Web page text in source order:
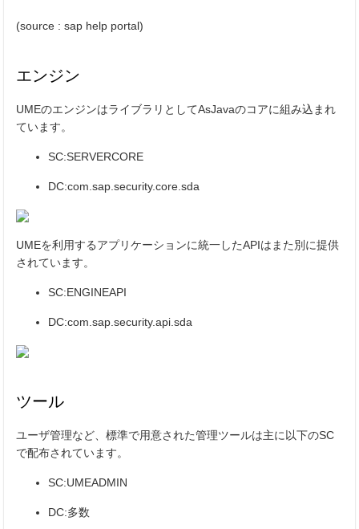
(source : sap help portal)
エンジン
UMEのエンジンはライブラリとしてAsJavaのコアに組み込まれ
ています。
SC:SERVERCORE
DC:com.sap.security.core.sda
UMEを利用するアプリケーションに統一したAPIはまた別に提供
されています。
SC:ENGINEAPI
DC:com.sap.security.api.sda
ツール
ユーザ管理など、標準で用意された管理ツールは主に以下のSC
で配布されています。
SC:UMEADMIN
DC:多数